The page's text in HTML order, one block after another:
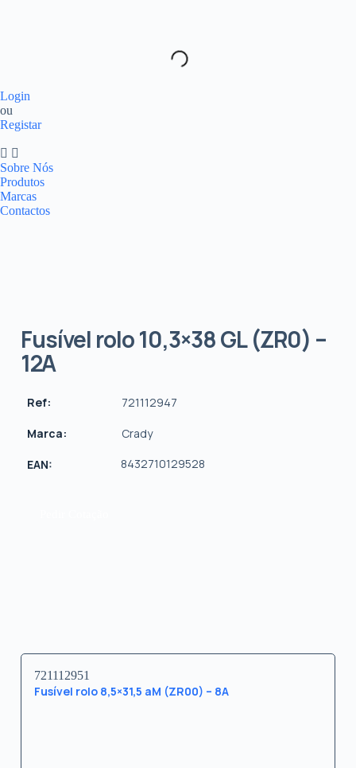
Login
ou
Registar
Sobre Nós
Produtos
Marcas
Contactos
Fusível rolo 10,3×38 GL (ZR0) –
12A
Ref: 721112947
Marca: Crady
EAN: 8432710129528
721112951
Fusível rolo 8,5×31,5 aM (ZR00) – 8A